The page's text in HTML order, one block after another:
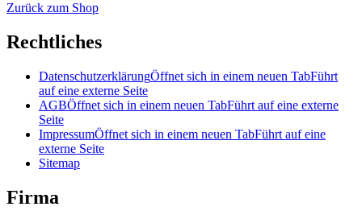
Zurück zum Shop
Rechtliches
DatenschutzerklärungÖffnet sich in einem neuen TabFührt
auf eine externe Seite
AGBÖffnet sich in einem neuen TabFührt auf eine externe
Seite
ImpressumÖffnet sich in einem neuen TabFührt auf eine
externe Seite
Sitemap
Firma